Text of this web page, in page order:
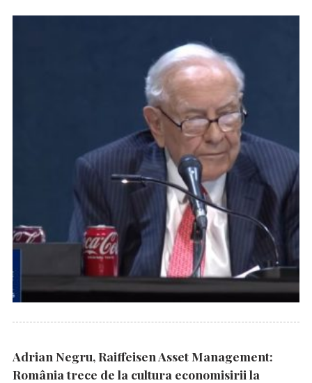
Adrian Negru, Raiffeisen Asset Management:
România trece de la cultura economisirii la